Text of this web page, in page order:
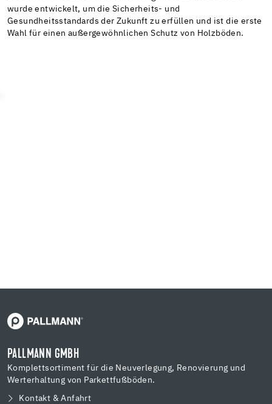
wurde entwickelt, um die Sicherheits- und
Gesundheitsstandards der Zukunft zu erfüllen und ist die erste
Wahl für einen außergewöhnlichen Schutz von Holzböden.
PALLMANN GMBH
Komplettsortiment für die Neuverlegung, Renovierung und
Werterhaltung von Parkettfußböden.
Kontakt & Anfahrt